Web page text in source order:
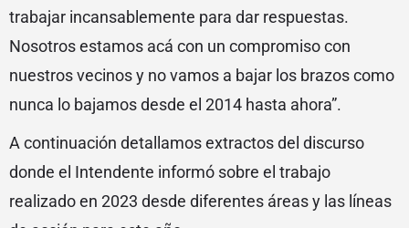
trabajar incansablemente para dar respuestas.
Nosotros estamos acá con un compromiso con
nuestros vecinos y no vamos a bajar los brazos como
nunca lo bajamos desde el 2014 hasta ahora”.
A continuación detallamos extractos del discurso
donde el Intendente informó sobre el trabajo
realizado en 2023 desde diferentes áreas y las líneas